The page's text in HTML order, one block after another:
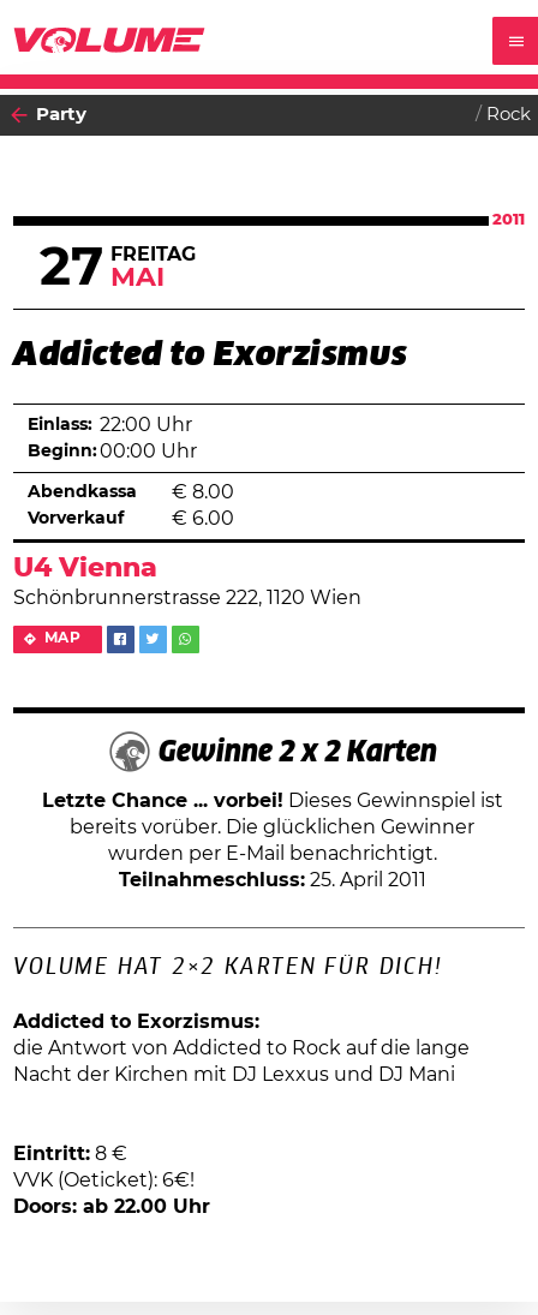
Party Rock
2011
27 FREITAG
MAI
Addicted to Exorzismus
U4 Vienna
Schönbrunnerstrasse 222, 1120 Wien
MAP
Einlass: 22:00 Uhr
Beginn:00:00 Uhr
Abendkassa € 8.00
Vorverkauf € 6.00
Gewinne 2 x 2 Karten
Letzte Chance ... vorbei! Dieses Gewinnspiel ist
bereits vorüber. Die glücklichen Gewinner
wurden per E-Mail benachrichtigt.
Teilnahmeschluss:25. April 2011
VOLUME HAT 2×2 KARTEN FÜR DICH!
Addicted to Exorzismus:
die Antwort von Addicted to Rock auf die lange
Nacht der Kirchen mit DJ Lexxus und DJ Mani
Eintritt: 8 €
VVK (Oeticket): 6€!
Doors: ab 22.00 Uhr